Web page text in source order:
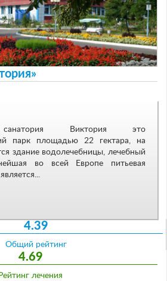
санатория Виктория это
парк площадью 22 гектара, на
здание водолечебницы, лечебный
во всей Европе питьевая
4.39
Общий рейтинг
4.69
Рейтинг лечения